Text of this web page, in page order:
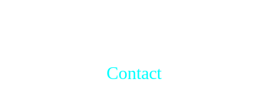
演唱或具备拓展无Contact